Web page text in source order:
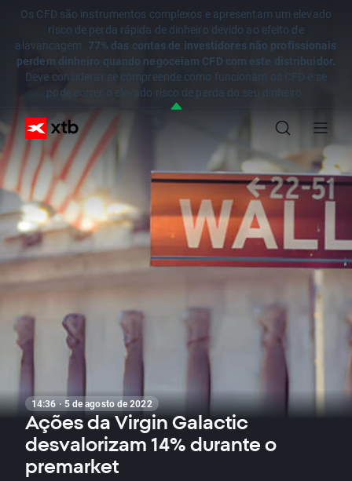
Os CFD são instrumentos complexos e apresentam um elevado
risco de perda rápida de dinheiro devido ao efeito de
alavancagem. 77% das contas de investidores não profissionais
perdem dinheiro quando negoceiam CFD com este distribuidor.
Deve considerar se compreende como funcionam os CFD e se
pode correr o elevado risco de perda do seu dinheiro.
14:36 · 5 de agosto de 2022
Ações da Virgin Galactic
desvalorizam 14% durante o
premarket